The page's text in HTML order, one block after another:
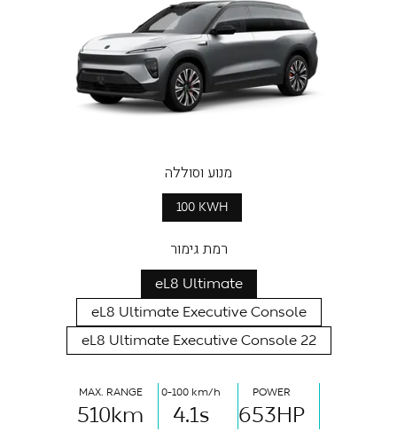
מנוע וסוללה
100 KWH
רמת גימור
eL8 Ultimate
eL8 Ultimate Executive Console
eL8 Ultimate Executive Console 22
POWER
653HP
0-100 km/h
4.1s
MAX. RANGE
510km